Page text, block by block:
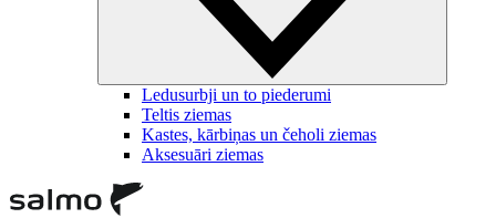
Ledusurbji un to piederumi
Teltis ziemas
Kastes, kārbiņas un čeholi ziemas
Aksesuāri ziemas